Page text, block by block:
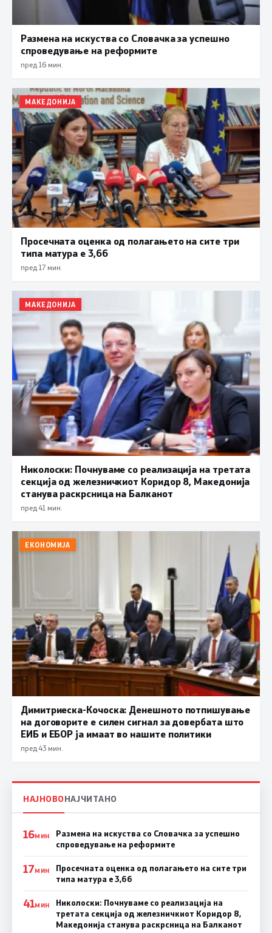
Размена на искуства со Словачка за успешно
спроведување на реформите
пред 16 мин.
МАКЕДОНИЈА
Просечната оценка од полагањето на сите три
типа матура е 3,66
пред 17 мин.
МАКЕДОНИЈА
Николоски: Почнуваме со реализација на третата
секција од железничкиот Коридор 8, Македонија
станува раскрсница на Балканот
пред 41 мин.
ЕКОНОМИЈА
Димитриеска-Кочоска: Денешното потпишување
на договорите е силен сигнал за довербата што
ЕИБ и ЕБОР ја имаат во нашите политики
пред 43 мин.
НАЈНОВОНАЈЧИТАНО
16МИН
Размена на искуства со Словачка за успешно
спроведување на реформите
17МИН
Просечната оценка од полагањето на сите три
типа матура е 3,66
41МИН
Николоски: Почнуваме со реализација на
третата секција од железничкиот Коридор 8,
Македонија станува раскрсница на Балканот